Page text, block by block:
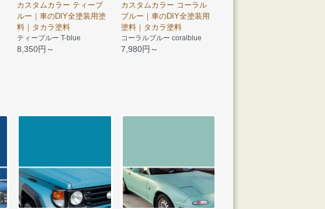
カスタムカラー ティーブ
ルー｜車のDIY全塗装用塗
料｜タカラ塗料
ティーブルー T-blue
8,350円～
カスタムカラー コーラル
ブルー｜車のDIY全塗装用
塗料｜タカラ塗料
コーラルブルー coralblue
7,980円～